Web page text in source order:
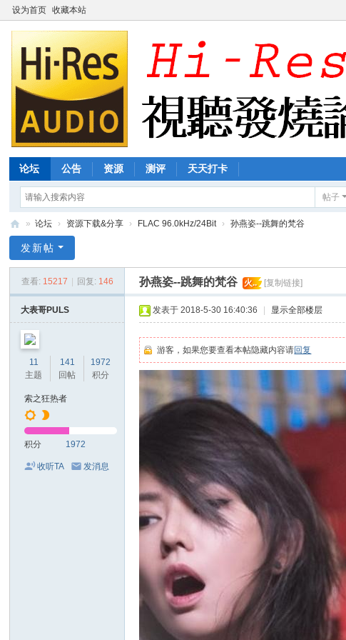
设为首页 收藏本站
论坛 公告 资源 测评 天天打卡
帖子
-
听
» 论坛 › 资源下载&分享 › FLAC 96.0kHz/24Bit › 孙燕姿--跳舞的梵谷
发新帖
查看: 15217 回复: 146 孙燕姿--跳舞的梵谷 火.. [复制链接]
大表哥PULS
11
主题
141
回帖
1972
积分
索之狂热者
积分 1972
收听TA 发消息
发表于 2018-5-30 16:40:36 显示全部楼层
游客，如果您要查看本帖隐藏内容请回复